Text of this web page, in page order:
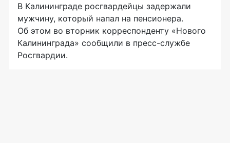
В Калининграде росгвардейцы задержали
мужчину, который напал на пенсионера.
Об этом во вторник корреспонденту «Нового
Калининграда» сообщили в пресс-службе
Росгвардии.